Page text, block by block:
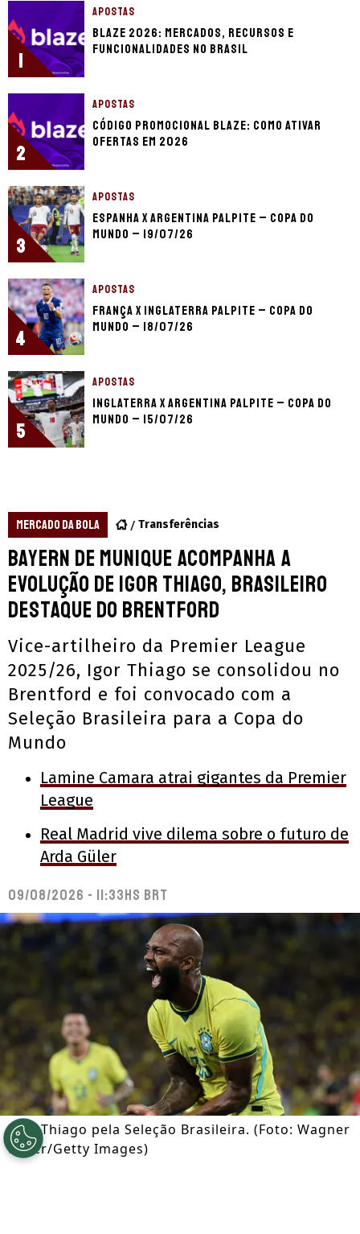
1
APOSTAS
Blaze 2026: mercados, recursos e
funcionalidades no Brasil
2
APOSTAS
Código promocional Blaze: como ativar
ofertas em 2026
3
APOSTAS
Espanha x Argentina palpite – Copa do
Mundo – 19/07/26
4
APOSTAS
França x Inglaterra palpite – Copa do
Mundo – 18/07/26
5
APOSTAS
Inglaterra x Argentina palpite – Copa do
Mundo – 15/07/26
MERCADO DA BOLA Transferências
Bayern de Munique acompanha a
evolução de Igor Thiago, brasileiro
destaque do Brentford
Vice-artilheiro da Premier League
2025/26, Igor Thiago se consolidou no
Brentford e foi convocado com a
Seleção Brasileira para a Copa do
Mundo
Lamine Camara atrai gigantes da Premier
League
Real Madrid vive dilema sobre o futuro de
Arda Güler
09/08/2026 - 11:33hs BRT
Igor Thiago pela Seleção Brasileira. (Foto: Wagner
Meier/Getty Images)